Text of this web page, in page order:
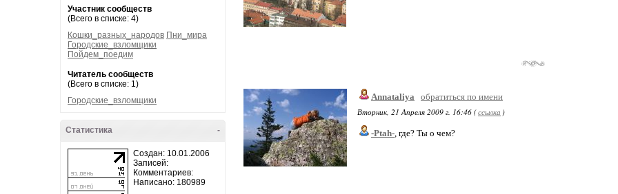
Участник сообществ
(Всего в списке: 4)
Кошки_разных_народов Пни_мира
Городские_взломщики
Пойдем_поедим
Читатель сообществ
(Всего в списке: 1)
Городские_взломщики
-
Статистика
Создан: 10.01.2006
Записей:
Комментариев:
Написано: 180989
Annataliya
обратиться по имени
Вторник, 21 Апреля 2009 г. 16:46 (ссылка )
-Ptah-, где? Ты о чем?